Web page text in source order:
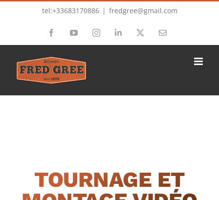
tel:+33683170886 | fredgree@gmail.com
FacebookYouTubeInstagramLinkedIn Email
TOURNAGE ET